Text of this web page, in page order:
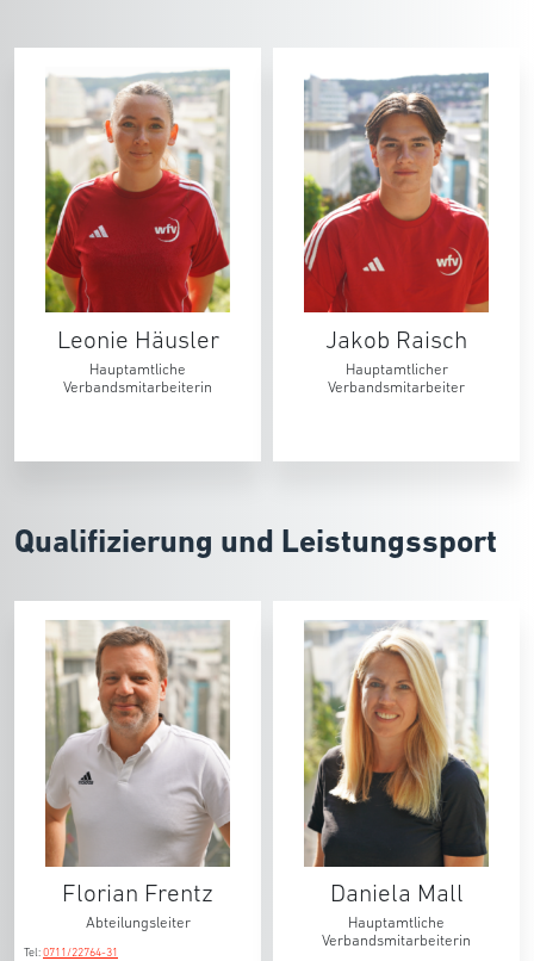
Leonie Häusler
Hauptamtliche
Verbandsmitarbeiterin
Jakob Raisch
Hauptamtlicher
Verbandsmitarbeiter
Qualifizierung und Leistungssport
Florian Frentz
Abteilungsleiter
Tel:0711/22764-31
Daniela Mall
Hauptamtliche
Verbandsmitarbeiterin